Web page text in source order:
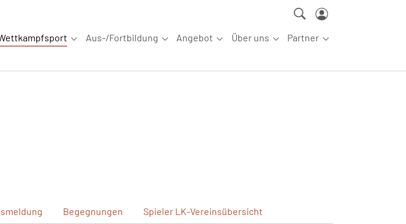
for "Blog" Submenu for "Wettkampfsport"
Aus-/Fortbildung
Submenu for "Aus-/Fortbildung"
Angebot
Submenu for "Angebot"
Über uns
Submenu for "Über uns"
Partner
Submenu for
Begegnungen Spieler LK-Vereinsübersicht